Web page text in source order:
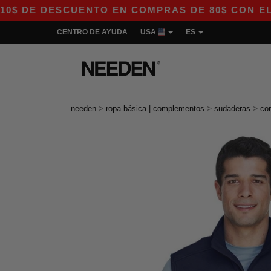
EN COMPRAS DE 80$ CON EL
CENTRO DE AYUDA USA ES
needen > ropa básica | complementos > sudaderas >